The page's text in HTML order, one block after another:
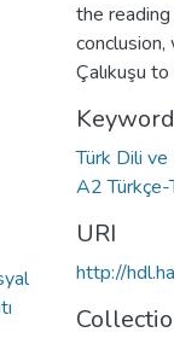
the
Çalıkuşu
Türk Dili ve
A2 Türkçe-
URI
http://